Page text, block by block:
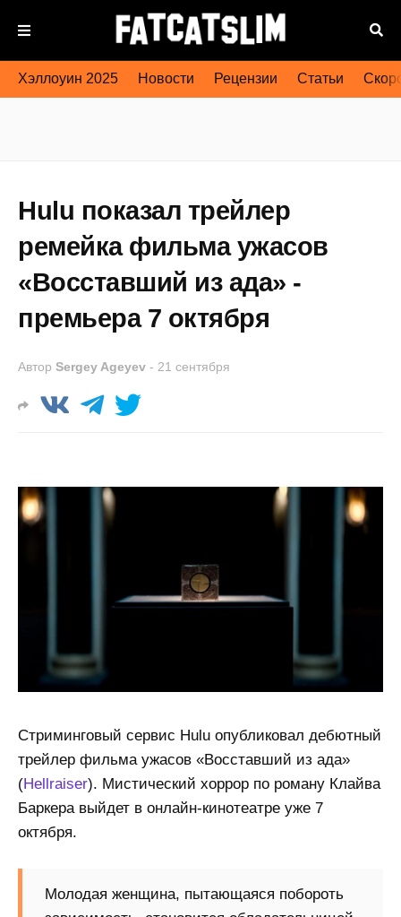
Хэллоуин 2025 Новости Рецензии Статьи
Hulu показал трейлер
ремейка фильма ужасов
«Восставший из ада» -
премьера 7 октября
Автор Sergey Ageyev - 21 сентября
Стриминговый сервис Hulu опубликовал дебютный
трейлер фильма ужасов «Восставший из ада»
(Hellraiser). Мистический хоррор по роману Клайва
Баркера выйдет в онлайн-кинотеатре уже 7
октября.
Молодая женщина, пытающаяся побороть